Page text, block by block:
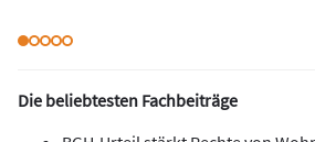
Die beliebtesten Fachbeiträge